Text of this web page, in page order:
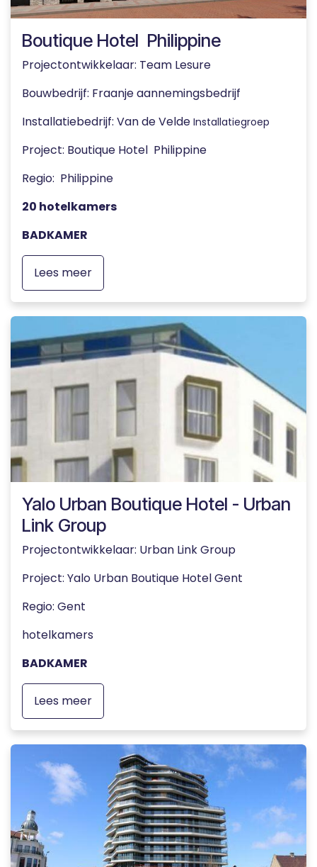
Boutique Hotel Philippine
Projectontwikkelaar: Team Lesure
Bouwbedrijf: Fraanje aannemingsbedrijf
Installatiebedrijf: Van de Velde Installatiegroep
Project: Boutique Hotel Philippine
Regio: Philippine
20 hotelkamers
BADKAMER
Lees meer
Yalo Urban Boutique Hotel - Urban
Link Group
Projectontwikkelaar: Urban Link Group
Project: Yalo Urban Boutique Hotel Gent
Regio: Gent
hotelkamers
BADKAMER
Lees meer